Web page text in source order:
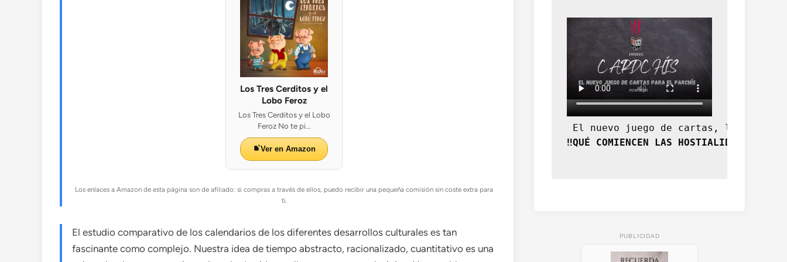
Los Tres Cerditos y el
Lobo Feroz
Los Tres Cerditos y el Lobo
Feroz No te pi...
Ver en Amazon
Los enlaces a Amazon de esta página son de afiliado: si compras a través de ellos, puedo recibir una pequeña comisión sin coste extra para
ti.
El estudio comparativo de los calendarios de los diferentes desarrollos culturales es tan
fascinante como complejo. Nuestra idea de tiempo abstracto, racionalizado, cuantitativo es una
El nuevo juego de cartas, la
‼️QUÉ COMIENCEN LAS HOSTIALIDADES‼️
PUBLICIDAD